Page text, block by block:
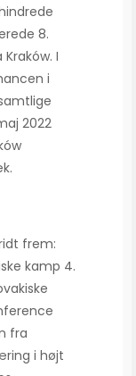
8.
I
i
2022
frem:
kamp 4.
fra
i højt